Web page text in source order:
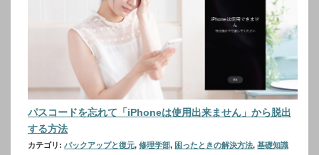
パスコードを忘れて「iPhoneは使用出来ません」から脱出
する方法
カテゴリ: バックアップと復元, 修理学部, 困ったときの解決方法, 基礎知識